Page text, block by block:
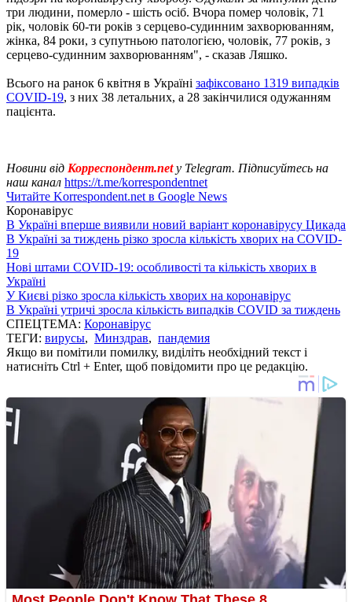
три людини, померло - шість осіб. Вчора помер чоловік, 71
рік, чоловік 60-ти років з серцево-судинним захворюванням,
жінка, 84 роки, з супутньою патологією, чоловік, 77 років, з
серцево-судинним захворюванням", - сказав Ляшко.
Всього на ранок 6 квітня в Україні зафіксовано 1319 випадків
COVID-19, з них 38 летальних, а 28 закінчилися одужанням
пацієнта.
Новини від Корреспондент.net у Telegram. Підписуйтесь на
наш канал https://t.me/korrespondentnet
Читайте Korrespondent.net в Google News
Коронавірус
В Україні вперше виявили новий варіант коронавірусу Цикада
В Україні за тиждень різко зросла кількість хворих на COVID-
19
Нові штами COVID-19: особливості та кількість хворих в
Україні
У Києві різко зросла кількість хворих на коронавірус
В Україні утричі зросла кількість випадків COVID за тиждень
СПЕЦТЕМА: Коронавірус
ТЕГИ: вирусы, Минздрав, пандемия
Якщо ви помітили помилку, виділіть необхідний текст і
натисніть Ctrl + Enter, щоб повідомити про це редакцію.